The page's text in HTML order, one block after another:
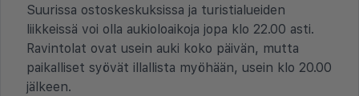
Suurissa ostoskeskuksissa ja turistialueiden
liikkeissä voi olla aukioloaikoja jopa klo 22.00 asti.
Ravintolat ovat usein auki koko päivän, mutta
paikalliset syövät illallista myöhään, usein klo 20.00
jälkeen.